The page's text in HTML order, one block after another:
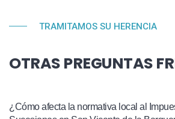
TRAMITAMOS SU HERENCIA
OTRAS PREGUNTAS
¿Cómo afecta la normativa local al